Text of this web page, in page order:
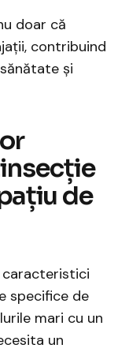
doar că
contribuind
și
de
caracteristici
specifice de
mari cu un
un